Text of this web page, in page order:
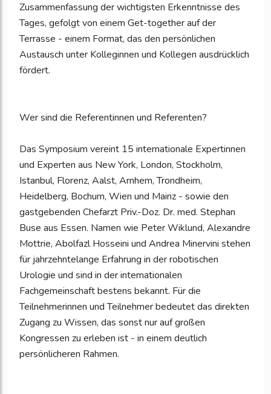
Zusammenfassung der wichtigsten Erkenntnisse des
Tages, gefolgt von einem Get-together auf der
Terrasse - einem Format, das den persönlichen
Austausch unter Kolleginnen und Kollegen ausdrücklich
fördert.
Wer sind die Referentinnen und Referenten?
Das Symposium vereint 15 internationale Expertinnen
und Experten aus New York, London, Stockholm,
Istanbul, Florenz, Aalst, Arnhem, Trondheim,
Heidelberg, Bochum, Wien und Mainz - sowie den
gastgebenden Chefarzt Priv.-Doz. Dr. med. Stephan
Buse aus Essen. Namen wie Peter Wiklund, Alexandre
Mottrie, Abolfazl Hosseini und Andrea Minervini stehen
für jahrzehntelange Erfahrung in der robotischen
Urologie und sind in der internationalen
Fachgemeinschaft bestens bekannt. Für die
Teilnehmerinnen und Teilnehmer bedeutet das direkten
Zugang zu Wissen, das sonst nur auf großen
Kongressen zu erleben ist - in einem deutlich
persönlicheren Rahmen.